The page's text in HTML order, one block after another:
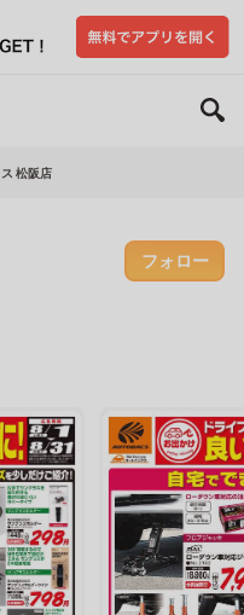
松阪店
フォロー